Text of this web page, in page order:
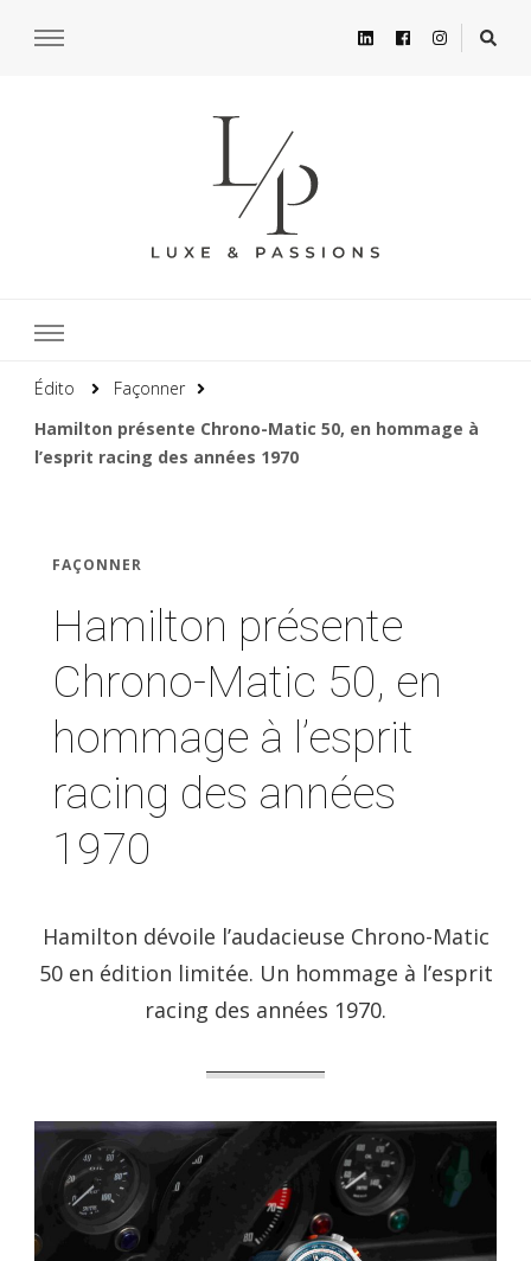
Édito
Façonner
Hamilton présente Chrono-Matic 50, en hommage à
l’esprit racing des années 1970
FAÇONNER
Hamilton présente
Chrono-Matic 50, en
hommage à l’esprit
racing des années
1970
Hamilton dévoile l’audacieuse Chrono-Matic
50 en édition limitée. Un hommage à l’esprit
racing des années 1970.